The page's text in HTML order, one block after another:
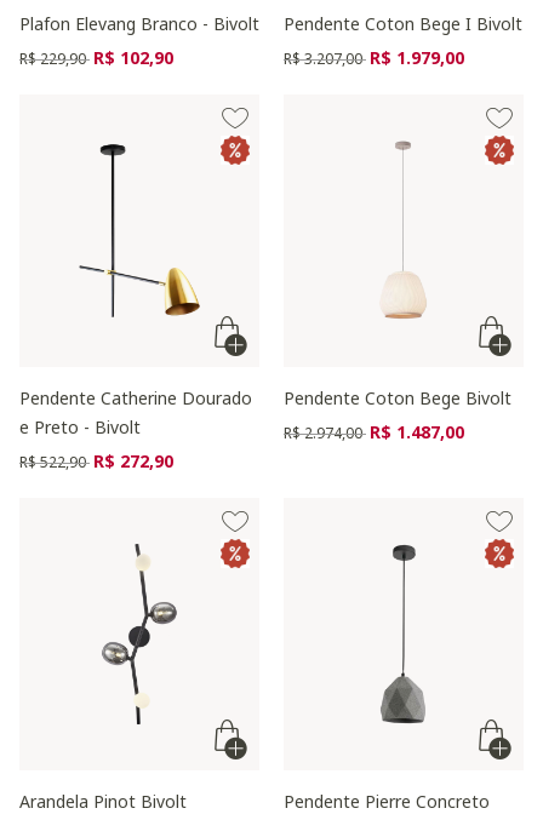
Plafon Elevang Branco - Bivolt
Preço reduzido de
R$ 229,90 para
R$ 102,90
Pendente Coton Bege I Bivolt
Preço reduzido de
R$ 3.207,00 para
R$ 1.979,00
Pendente Catherine Dourado
e Preto - Bivolt
Preço reduzido de
R$ 522,90 para
R$ 272,90
Pendente Coton Bege Bivolt
Preço reduzido de
R$ 2.974,00 para
R$ 1.487,00
Arandela Pinot Bivolt
Pendente Pierre Concreto